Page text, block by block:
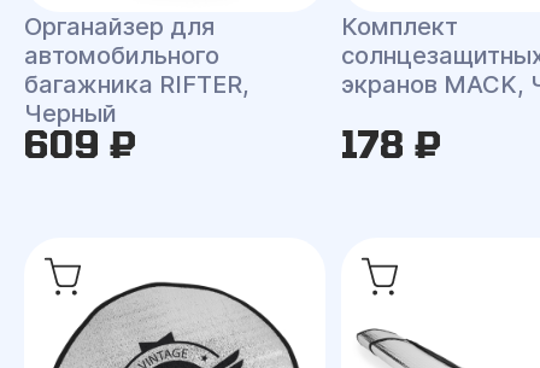
Органайзер для
автомобильного
багажника RIFTER,
Черный
609 ₽
Комплект
экранов MACK,
178 ₽